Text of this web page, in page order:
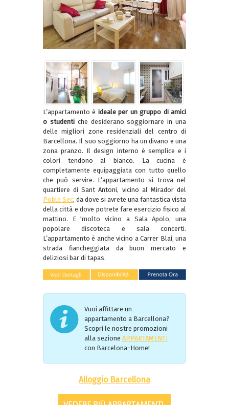
L’appartamento è ideale per un gruppo di amici
o studentiche desiderano soggiornare in una
delle migliori zone residenziali del centro di
Barcellona. Il suo soggiorno ha un divano e una
zona pranzo. Il design interno è semplice e i
colori tendono al bianco. La cucina è
completamente equipaggiata con tutto quello
che può servire. L’appartamento si trova nel
quartiere di Sant Antoni, vicino al Mirador del
Poble Sec, da dove si avrete una fantastica vista
della città e dove potrete fare esercizio fisico al
mattino. E ‘molto vicino a Sala Apolo, una
popolare discoteca e sala concerti.
L’appartamento è anche vicino a Carrer Blai, una
strada fiancheggiata da buon mercato e
deliziosi bar di tapas.
Vuoi affittare un
appartamento a Barcellona?
Scopri le nostre promozioni
alla sezione APPARTAMENTI
con Barcelona-Home!
Alloggio Barcellona